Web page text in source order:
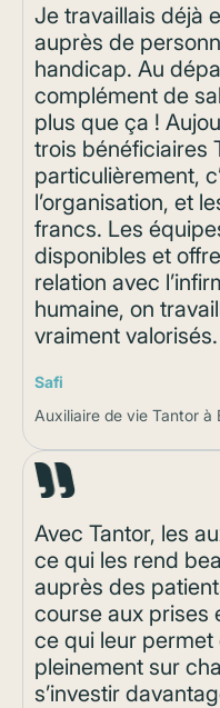
Je travaillais déjà
auprès de
handicap. Au
complément de
plus que ça !
trois bénéficiaires
particulièrement,
l’organisation, et
francs. Les
disponibles et
relation avec
humaine, on
vraiment valorisés.
Safi
Auxiliaire de vie Tantor à
Avec Tantor, les
ce qui les rend
auprès des
course aux prises
ce qui leur
pleinement sur
s’investir